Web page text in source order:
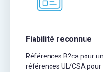
Fiabilité reconnue
Références B2ca pour
références UL/CSA